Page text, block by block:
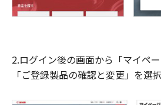
2.ログイン後の画面から「マイペー
「ご登録製品の確認と変更」を選択